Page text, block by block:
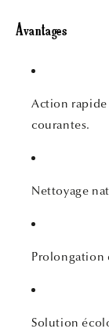
Avantages
Action rapide
courantes.
Nettoyage
Prolongation
Solution